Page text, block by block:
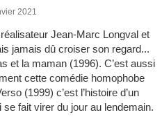
2021
Jean-Marc Longval et
jamais dû croiser son regard...
et la maman (1996). C’est aussi
cette comédie homophobe
(1999) c’est l’histoire d’un
fait virer du jour au lendemain.